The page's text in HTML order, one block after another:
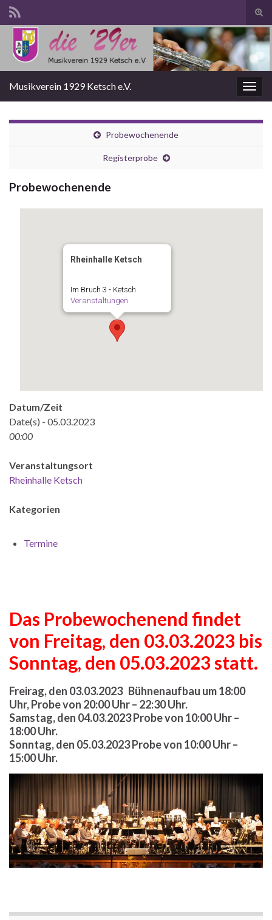
Search for:
Musikverein 1929 Ketsch e.V.
Probewochenende
Registerprobe
Probewochenende
Rheinhalle Ketsch
Im Bruch 3 - Ketsch
Veranstaltungen
Datum/Zeit
Date(s) - 05.03.2023
00:00
Veranstaltungsort
Rheinhalle Ketsch
Kategorien
Termine
Das Probewochenend findet
von Freitag, den 03.03.2023 bis
Sonntag, den 05.03.2023 statt.
Freirag, den 03.03.2023 Bühnenaufbau um 18:00
Uhr, Probe von 20:00 Uhr – 22:30 Uhr.
Samstag, den 04.03.2023 Probe von 10:00 Uhr –
18:00 Uhr.
Sonntag, den 05.03.2023 Probe von 10:00 Uhr –
15:00 Uhr.